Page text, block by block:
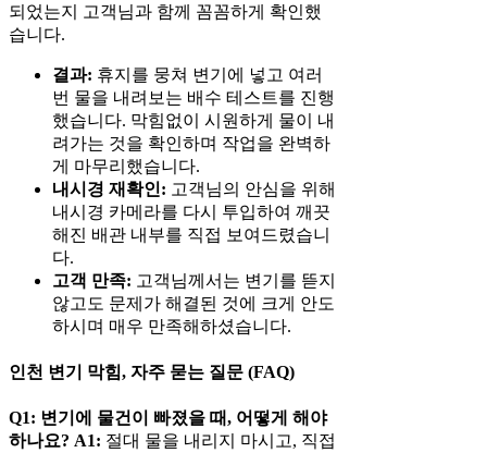
되었는지 고객님과 함께 꼼꼼하게 확인했
습니다.
결과: 휴지를 뭉쳐 변기에 넣고 여러
번 물을 내려보는 배수 테스트를 진행
했습니다. 막힘없이 시원하게 물이 내
려가는 것을 확인하며 작업을 완벽하
게 마무리했습니다.
내시경 재확인: 고객님의 안심을 위해
내시경 카메라를 다시 투입하여 깨끗
해진 배관 내부를 직접 보여드렸습니
다.
고객 만족: 고객님께서는 변기를 뜯지
않고도 문제가 해결된 것에 크게 안도
하시며 매우 만족해하셨습니다.
인천 변기 막힘, 자주 묻는 질문 (FAQ)
Q1: 변기에 물건이 빠졌을 때, 어떻게 해야
하나요? A1: 절대 물을 내리지 마시고, 직접